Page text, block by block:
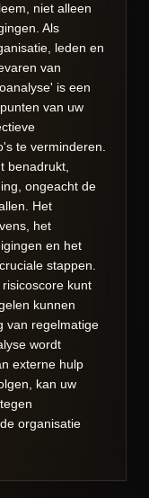
niet alleen
Als
leden en
van
is een
van uw
te verminderen.
benadrukt,
ongeacht de
Het
het
en het
stappen.
kunt
kunnen
van regelmatige
wordt
externe hulp
kan uw
organisatie